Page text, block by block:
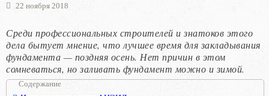
22 ноября 2018
Среди профессиональных строителей и знатоков этого
дела бытует мнение, что лучшее время для закладывания
фундамента — поздняя осень. Нет причин в этом
сомневаться, но заливать фундамент можно и зимой.
Содержание